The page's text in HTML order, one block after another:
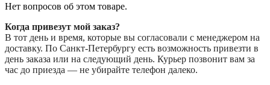
Нет вопросов об этом товаре.
Когда привезут мой заказ?
В тот день и время, которые вы согласовали с менеджером на
доставку. По Санкт-Петербургу есть возможность привезти в
день заказа или на следующий день. Курьер позвонит вам за
час до приезда — не убирайте телефон далеко.